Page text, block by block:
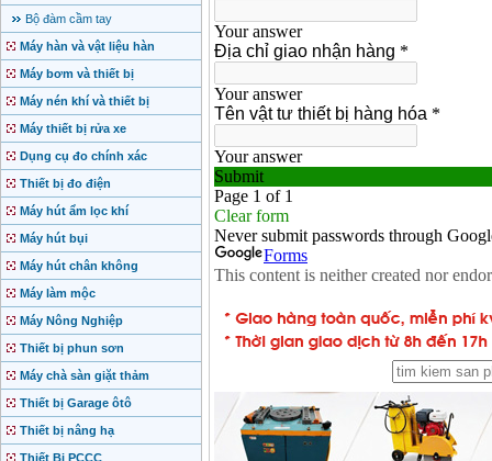
Bộ đàm cầm tay
Máy hàn và vật liệu hàn
Máy bơm và thiết bị
Máy nén khí và thiết bị
Máy thiết bị rửa xe
Dụng cụ đo chính xác
Thiết bị đo điện
Máy hút ẩm lọc khí
Máy hút bụi
Máy hút chân không
Máy làm mộc
Máy Nông Nghiệp
Thiết bị phun sơn
Máy chà sàn giặt thảm
Thiết bị Garage ôtô
Thiết bị nâng hạ
Thiết Bị PCCC